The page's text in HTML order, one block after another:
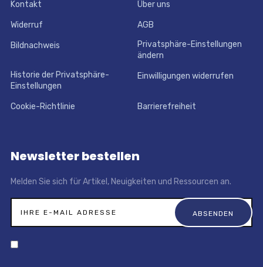
Kontakt Über uns
Widerruf AGB
Bildnachweis
Privatsphäre-Einstellungen
ändern
Historie der Privatsphäre-
Einstellungen
Einwilligungen widerrufen
Cookie-Richtlinie Barrierefreiheit
Newsletter bestellen
Melden Sie sich für Artikel, Neuigkeiten und Ressourcen an.